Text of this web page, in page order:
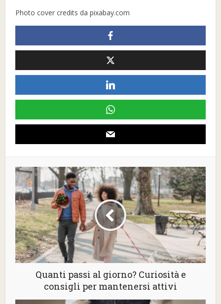
Photo cover credits da pixabay.com
Quanti passi al giorno? Curiosità e
consigli per mantenersi attivi